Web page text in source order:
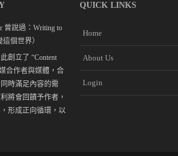
曾說過：Writing to
這個世界）
創立了 “Content
合作者與媒體，合
時滿足內容的需
將會回饋予作者，
形成正向循環，以
QUICK LINKS
Home
About Us
Login